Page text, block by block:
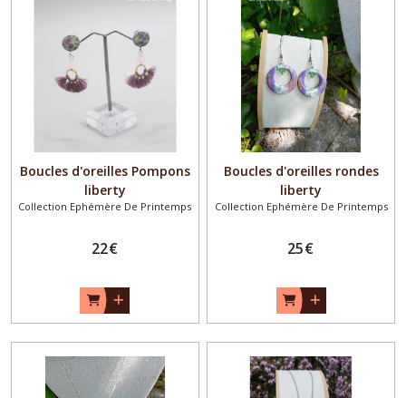
Boucles d'oreilles Pompons
liberty
Collection Ephémère De Printemps
22€
Boucles d'oreilles rondes
liberty
Collection Ephémère De Printemps
25€